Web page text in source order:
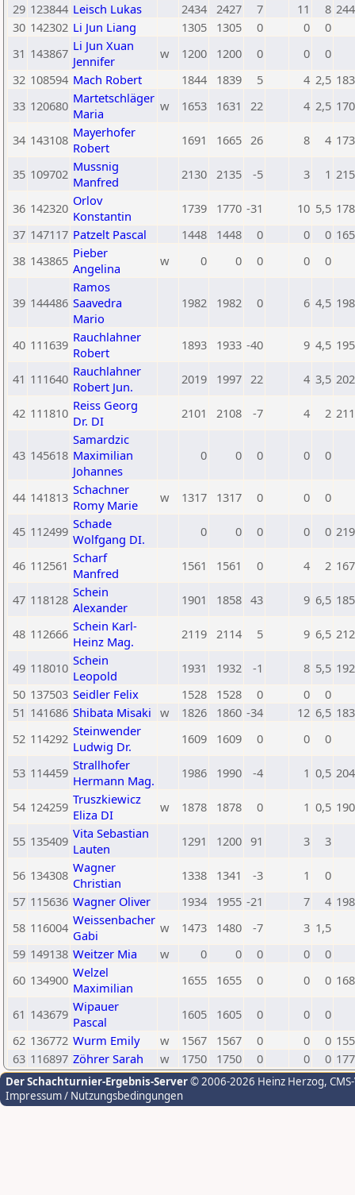
29 123844 Leisch Lukas 2434 2427 7 11 8
30 142302 Li Jun Liang 1305 1305 0 0
0
31 143867 Li Jun Xuan
Jennifer
w 1200 1200 0 0
0
32 108594 Mach Robert 1844 1839 5 4 2,5
33 120680 Martetschläger
Maria
w 1653 1631 22 4 2,5
34 143108 Mayerhofer
Robert
1691 1665 26 8 4
35 109702 Mussnig
Manfred
2130 2135 -5 3 1
36 142320 Orlov
Konstantin
1739 1770 -31 10 5,5
37 147117 Patzelt Pascal 1448 1448 0 0 0
38 143865 Pieber
Angelina
w 0 0 0 0 0
39 144486
Ramos
Saavedra
Mario
1982 1982 0 6 4,5
40 111639 Rauchlahner
Robert
1893 1933 -40 9 4,5
41 111640 Rauchlahner
Robert Jun.
2019 1997 22 4 3,5
42 111810 Reiss Georg
Dr. DI
2101 2108 -7 4 2
43 145618
Samardzic
Maximilian
Johannes
0 0 0 0 0
44 141813 Schachner
Romy Marie
w 1317 1317 0 0 0
45 112499 Schade
Wolfgang DI.
0 0 0 0 0
46 112561 Scharf
Manfred
1561 1561 0 4 2
47 118128 Schein
Alexander
1901 1858 43 9 6,5
48 112666 Schein Karl-
Heinz Mag.
2119 2114 5 9 6,5
49 118010 Schein
Leopold
1931 1932 -1 8 5,5
50 137503 Seidler Felix 1528 1528 0 0
0
51 141686 Shibata Misaki w 1826 1860 -34 12 6,5
52 114292 Steinwender
Ludwig Dr.
1609 1609 0 0 0
53 114459 Strallhofer
Hermann Mag.
1986 1990 -4 1 0,5
54 124259 Truszkiewicz
Eliza DI
w 1878 1878 0 1 0,5
55 135409 Vita Sebastian
Lauten
1291 1200 91 3 3
56 134308 Wagner
Christian
1338 1341 -3 1
0
57 115636 Wagner Oliver 1934 1955 -21 7 4
58 116004 Weissenbacher
Gabi
w 1473 1480 -7 3 1,5
59 149138 Weitzer Mia w 0 0 0 0
0
60 134900 Welzel
Maximilian
1655 1655 0 0 0
61 143679 Wipauer
Pascal
1605 1605 0 0
0
62 136772 Wurm Emily w 1567 1567 0 0 0
63 116897 Zöhrer Sarah w 1750 1750 0 0 0
Der Schachturnier-Ergebnis-Server© 2006-2026 Heinz Herzog,
Impressum / Nutzungsbedingungen